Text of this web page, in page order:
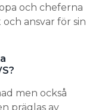
och cheferna
ansvar för sin
men också
präglas av